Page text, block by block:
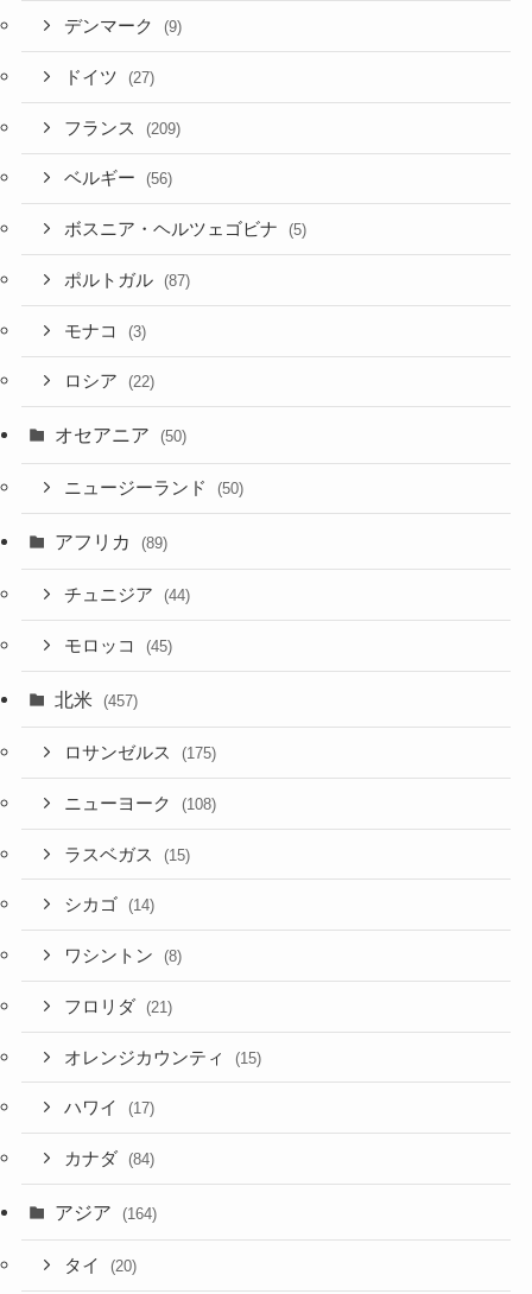
デンマーク (9)
ドイツ (27)
フランス (209)
ベルギー (56)
ボスニア・ヘルツェゴビナ (5)
ポルトガル (87)
モナコ (3)
ロシア (22)
オセアニア (50)
ニュージーランド (50)
アフリカ (89)
チュニジア (44)
モロッコ (45)
北米 (457)
ロサンゼルス (175)
ニューヨーク (108)
ラスベガス (15)
シカゴ (14)
ワシントン (8)
フロリダ (21)
オレンジカウンティ (15)
ハワイ (17)
カナダ (84)
アジア (164)
タイ (20)